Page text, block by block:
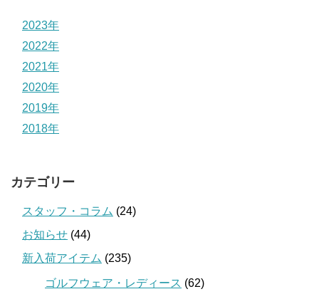
2023年
2022年
2021年
2020年
2019年
2018年
カテゴリー
スタッフ・コラム (24)
お知らせ (44)
新入荷アイテム (235)
ゴルフウェア・レディース (62)